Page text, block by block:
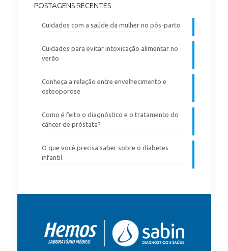
POSTAGENS RECENTES
Cuidados com a saúde da mulher no pós-parto
Cuidados para evitar intoxicação alimentar no
verão
Conheça a relação entre envelhecimento e
osteoporose
Como é feito o diagnóstico e o tratamento do
câncer de próstata?
O que você precisa saber sobre o diabetes
infantil